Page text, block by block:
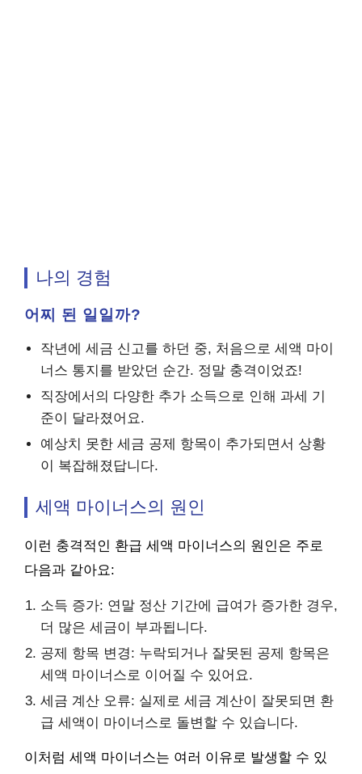
나의 경험
어찌 된 일일까?
작년에 세금 신고를 하던 중, 처음으로 세액 마이
너스 통지를 받았던 순간. 정말 충격이었죠!
직장에서의 다양한 추가 소득으로 인해 과세 기
준이 달라졌어요.
예상치 못한 세금 공제 항목이 추가되면서 상황
이 복잡해졌답니다.
세액 마이너스의 원인
이런 충격적인 환급 세액 마이너스의 원인은 주로
다음과 같아요:
소득 증가: 연말 정산 기간에 급여가 증가한 경우,
더 많은 세금이 부과됩니다.
공제 항목 변경: 누락되거나 잘못된 공제 항목은
세액 마이너스로 이어질 수 있어요.
세금 계산 오류: 실제로 세금 계산이 잘못되면 환
급 세액이 마이너스로 돌변할 수 있습니다.
이처럼 세액 마이너스는 여러 이유로 발생할 수 있